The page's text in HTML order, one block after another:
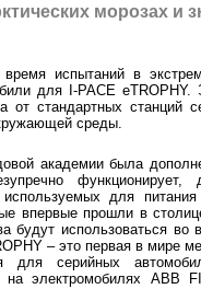
морозах и
испытаний в
для I-PACE eTROPHY.
от стандартных станций
среды.
академии была
функционирует,
для
впервые прошли в
будут использоваться во
– это первая в мире
для серийных
на электромобилях ABB